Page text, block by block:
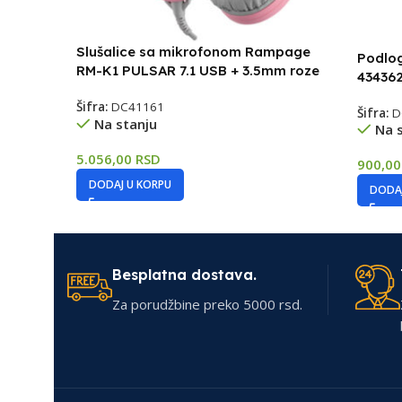
Slušalice sa mikrofonom Rampage
RM-K1 PULSAR 7.1 USB + 3.5mm roze
Šifra: DC41161
Na stanju
5.056,00 RSD
DODAJ U KORPU
Šifra:
Na
Besplatna dostava.
Za porudžbine preko 5000 rsd.